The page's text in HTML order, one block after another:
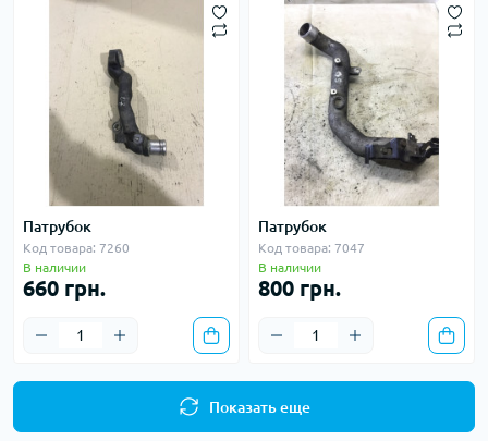
Патрубок
Код товара: 7260
В наличии
660 грн.
Патрубок
Код товара: 7047
В наличии
800 грн.
Показать еще